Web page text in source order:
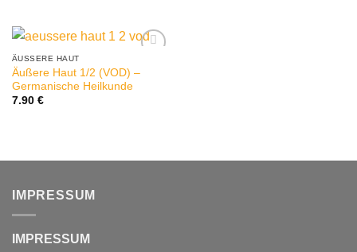
ÄUSSERE HAUT
Äußere Haut 1/2 (VOD) –
Germanische Heilkunde
7.90 €
IMPRESSUM
IMPRESSUM